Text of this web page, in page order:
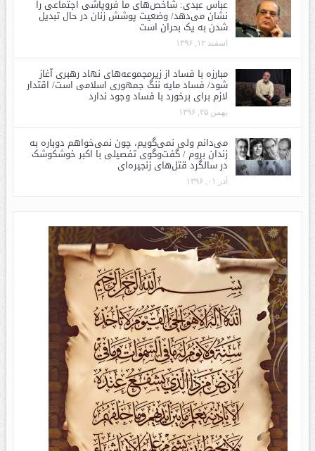
عباس عبدی: شاخص‌های ما فروپاشی اجتماعی را
نشان می‌دهد/ وضعیت پوشش زنان در حال تبدیل
شدن به یک بحران است
اسفند ۱۲, ۱۳۹۶
مبارزه با فساد از زیرمجموعه‌های نهاد رهبری آغاز
شود/ فساد مایه ننگ جمهوری اسلامی است/ اقتدار
لازم برای برخورد با فساد وجود ندارد
بهمن ۲۵, ۱۳۹۶
می‌دانم ولی نمی‌گویم، چون نمی‌خواهم دوباره به
زندان بروم / گفت‌وگوی تفصیلی با اکبر خوشکوشک
در سالگرد قتل‌های زنجیره‌ای
آذر ۰۱, ۱۳۹۶